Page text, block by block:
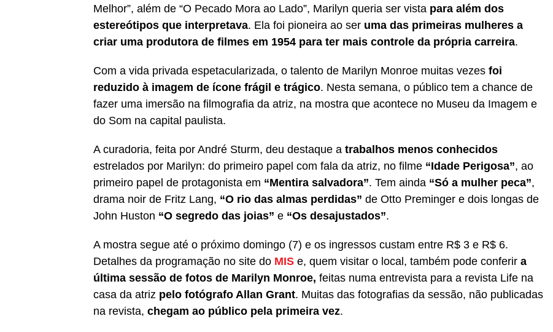
Melhor”, além de “O Pecado Mora ao Lado”, Marilyn queria ser vista para além dos
estereótipos que interpretava. Ela foi pioneira ao ser uma das primeiras mulheres a
criar uma produtora de filmes em 1954 para ter mais controle da própria carreira.
Com a vida privada espetacularizada, o talento de Marilyn Monroe muitas vezes foi
reduzido à imagem de ícone frágil e trágico. Nesta semana, o público tem a chance de
fazer uma imersão na filmografia da atriz, na mostra que acontece no Museu da Imagem e
do Som na capital paulista.
A curadoria, feita por André Sturm, deu destaque a trabalhos menos conhecidos
estrelados por Marilyn: do primeiro papel com fala da atriz, no filme “Idade Perigosa”, ao
primeiro papel de protagonista em “Mentira salvadora”. Tem ainda “Só a mulher peca”,
drama noir de Fritz Lang, “O rio das almas perdidas” de Otto Preminger e dois longas de
John Huston “O segredo das joias” e “Os desajustados”.
A mostra segue até o próximo domingo (7) e os ingressos custam entre R$ 3 e R$ 6.
Detalhes da programação no site do MIS e, quem visitar o local, também pode conferir a
última sessão de fotos de Marilyn Monroe, feitas numa entrevista para a revista Life na
casa da atriz pelo fotógrafo Allan Grant. Muitas das fotografias da sessão, não publicadas
na revista, chegam ao público pela primeira vez.